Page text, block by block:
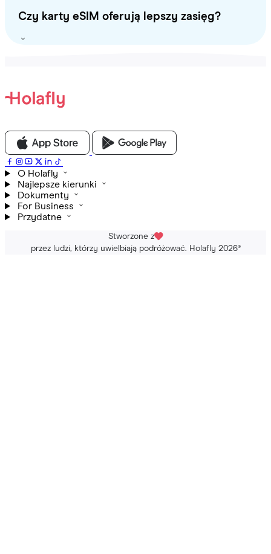
Czy karty eSIM oferują lepszy zasięg?
O Holafly
Najlepsze kierunki
Dokumenty
For Business
Przydatne
Stworzone z
przez ludzi, którzy uwielbiają podróżować. Holafly 2026®